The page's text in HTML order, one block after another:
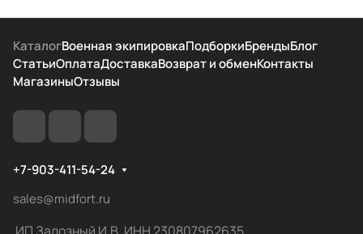
КаталогВоенная экипировкаПодборкиБрендыБлог
СтатьиОплатаДоставкаВозврат и обменКонтакты
МагазиныОтзывы
+7-903-411-54-24
sales@midfort.ru